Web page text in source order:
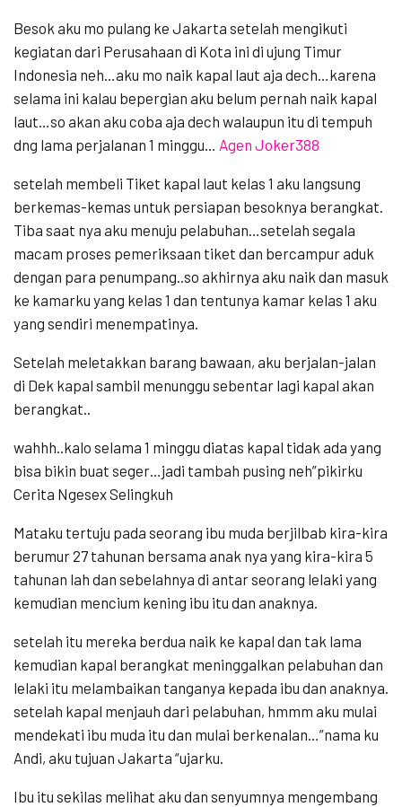
Besok aku mo pulang ke Jakarta setelah mengikuti
kegiatan dari Perusahaan di Kota ini di ujung Timur
Indonesia neh…aku mo naik kapal laut aja dech…karena
selama ini kalau bepergian aku belum pernah naik kapal
laut…so akan aku coba aja dech walaupun itu di tempuh
dng lama perjalanan 1 minggu… Agen Joker388
setelah membeli Tiket kapal laut kelas 1 aku langsung
berkemas-kemas untuk persiapan besoknya berangkat.
Tiba saat nya aku menuju pelabuhan…setelah segala
macam proses pemeriksaan tiket dan bercampur aduk
dengan para penumpang..so akhirnya aku naik dan masuk
ke kamarku yang kelas 1 dan tentunya kamar kelas 1 aku
yang sendiri menempatinya.
Setelah meletakkan barang bawaan, aku berjalan-jalan
di Dek kapal sambil menunggu sebentar lagi kapal akan
berangkat..
wahhh..kalo selama 1 minggu diatas kapal tidak ada yang
bisa bikin buat seger…jadi tambah pusing neh”pikirku
Cerita Ngesex Selingkuh
Mataku tertuju pada seorang ibu muda berjilbab kira-kira
berumur 27 tahunan bersama anak nya yang kira-kira 5
tahunan lah dan sebelahnya di antar seorang lelaki yang
kemudian mencium kening ibu itu dan anaknya.
setelah itu mereka berdua naik ke kapal dan tak lama
kemudian kapal berangkat meninggalkan pelabuhan dan
lelaki itu melambaikan tanganya kepada ibu dan anaknya.
setelah kapal menjauh dari pelabuhan, hmmm aku mulai
mendekati ibu muda itu dan mulai berkenalan…”nama ku
Andi, aku tujuan Jakarta “ujarku.
Ibu itu sekilas melihat aku dan senyumnya mengembang